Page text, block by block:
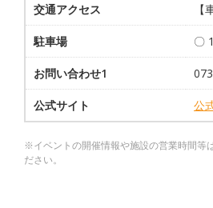
交通アクセス
駐車場 〇
お問い合わせ1
公式サイト 公
※イベントの開催情報や施設の営業時間等
ださい。